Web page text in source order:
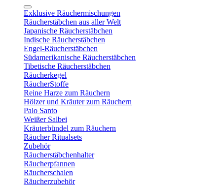
Exklusive Räuchermischungen
Räucherstäbchen aus aller Welt
Japanische Räucherstäbchen
Indische Räucherstäbchen
Engel-Räucherstäbchen
Südamerikanische Räucherstäbchen
Tibetische Räucherstäbchen
Räucherkegel
RäucherStoffe
Reine Harze zum Räuchern
Hölzer und Kräuter zum Räuchern
Palo Santo
Weißer Salbei
Kräuterbündel zum Räuchern
Räucher Ritualsets
Zubehör
Räucherstäbchenhalter
Räucherpfannen
Räucherschalen
Räucherzubehör